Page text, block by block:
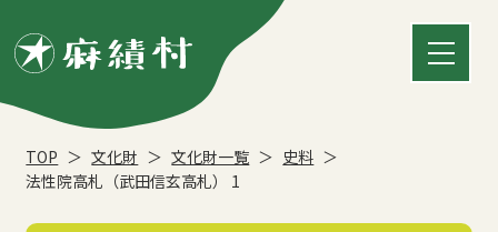
TOP 文化財 文化財一覧
史料
法性院高札（武田信玄高札） 1